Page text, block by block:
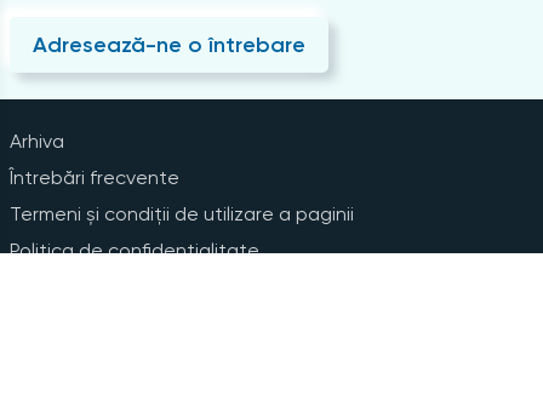
Adresează-ne o întrebare
Arhiva
Întrebări frecvente
Termeni și condiții de utilizare a paginii
Politica de confidențialitate